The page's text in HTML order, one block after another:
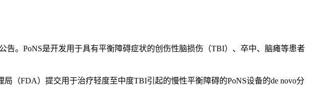
告。PoNS是开发用于具有平衡障碍症状的创伤性脑损伤（TBI）、卒中、脑瘫等患者
局（FDA）提交用于治疗轻度至中度TBI引起的慢性平衡障碍的PoNS设备的de novo分